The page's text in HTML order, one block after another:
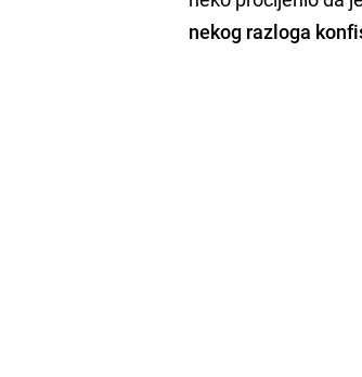
nekog razloga